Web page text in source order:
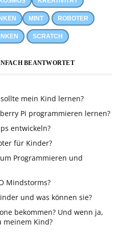
MINT ROBOTER
SCRATCH
BEANTWORTET
mein Kind lernen?
Pi programmieren lernen?
entwickeln?
für Kinder?
Programmieren und
Mindstorms?
und was können sie?
bekommen? Und wenn ja,
meinem Kind?